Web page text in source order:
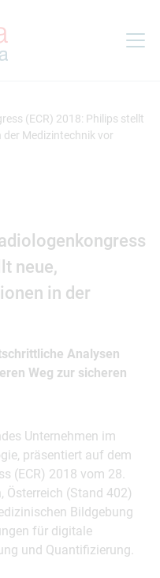
(ECR) 2018: Philips stellt
Medizintechnik vor
neue,
in der
Analysen
Weg zur sicheren
Unternehmen im
präsentiert auf dem
(ECR) 2018 vom 28.
Österreich (Stand 402)
Bildgebung
für digitale
und Quantifizierung.